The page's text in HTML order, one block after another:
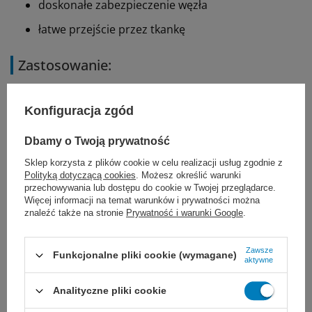
doskonałe zabezpieczenie węzła
łatwe przejście przez tkankę
Zastosowanie:
neurochirurgia
chirurgia okulistyczna
wielkości uszkodzonej tkanki i rany, a także od
Nie są
znane żadne przeciwwskazania do stosowania nici
Konfiguracja zgód
Dbamy o Twoją prywatność
Sklep korzysta z plików cookie w celu realizacji usług zgodnie z
Polityką dotyczącą cookies. Możesz określić warunki
przechowywania lub dostępu do cookie w Twojej przeglądarce.
Więcej informacji na temat warunków i prywatności można
znaleźć także na stronie Prywatność i warunki Google.
Funkcjonalne pliki cookie (wymagane)
Zawsze
aktywne
Analityczne pliki cookie